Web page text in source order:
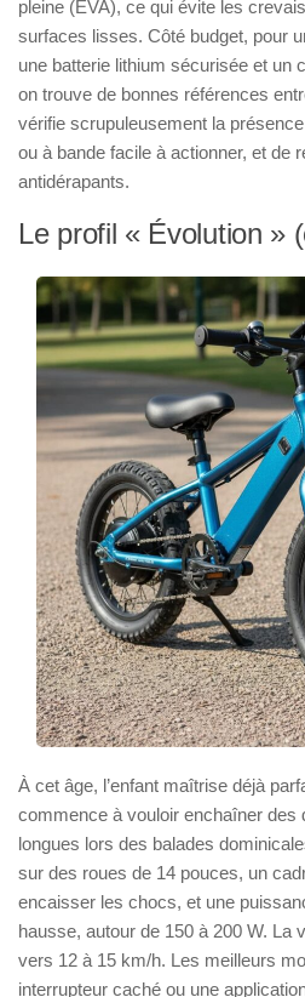
pleine (EVA), ce qui évite les
surfaces lisses. Côté budget, pour
une batterie lithium sécurisée et un
on trouve de bonnes références
vérifie scrupuleusement la
ou à bande facile à actionner, et de
antidérapants.
Le profil « Évolution »
À cet âge, l’enfant maîtrise déjà
commence à vouloir enchaîner des
longues lors des balades
sur des roues de 14 pouces, un
encaisser les chocs, et une
hausse, autour de 150 à 200 W. La
vers 12 à 15 km/h. Les meilleurs
interrupteur caché ou une